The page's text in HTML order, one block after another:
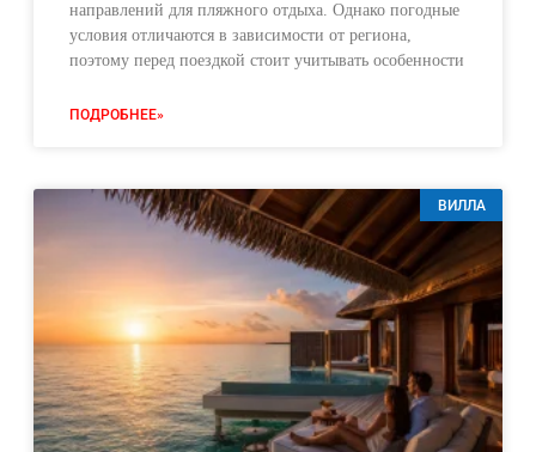
направлений для пляжного отдыха. Однако погодные
условия отличаются в зависимости от региона,
поэтому перед поездкой стоит учитывать особенности
ПОДРОБНЕЕ»
ВИЛЛА